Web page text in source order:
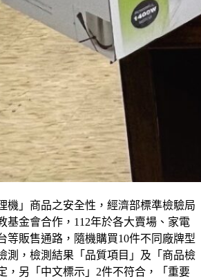
機」商品之安全性，經濟部標準檢驗局
基金會合作，112年於各大賣場、家電
等販售通路，隨機購買10件不同廠牌型
測，檢測結果「品質項目」及「商品檢
，另「中文標示」2件不符合，「重要